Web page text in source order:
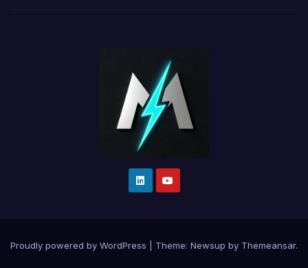
Proudly powered by WordPress Theme: Newsup by Themeansar.